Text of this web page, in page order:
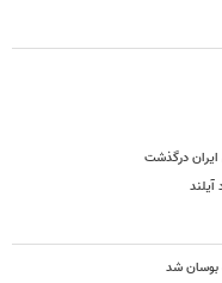
درگذشت
بوسان شد